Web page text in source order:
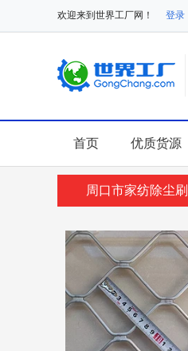
欢迎来到世界工厂网！ 登录
首页 优质货源
周口市家纺除尘刷